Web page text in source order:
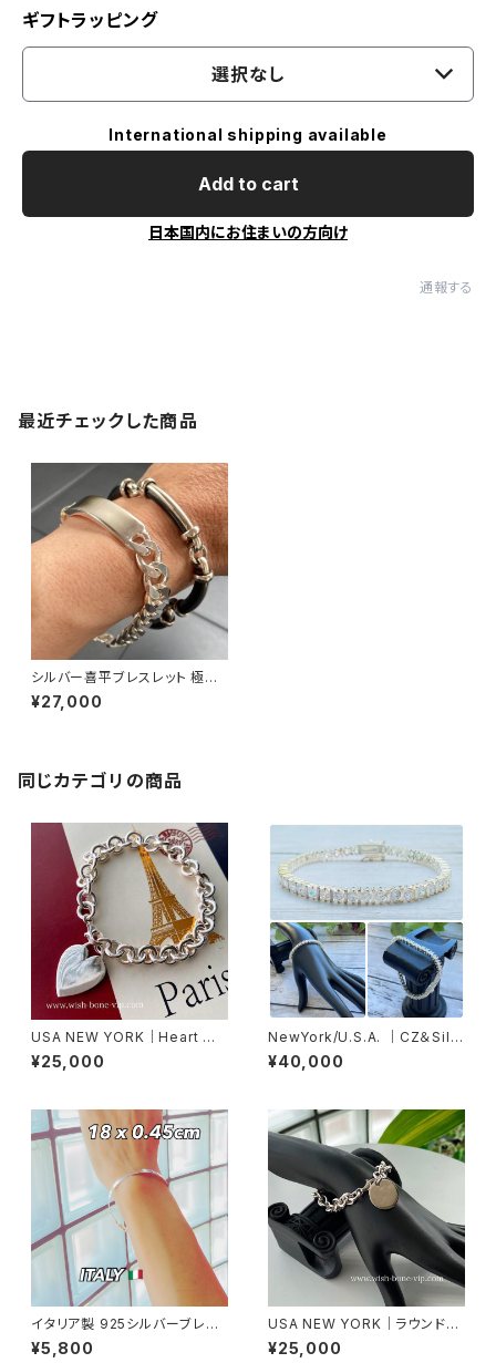
ギフトラッピング
選択なし
International shipping available
Add to cart
日本国内にお住まいの方向け
通報する
最近チェックした商品
シルバー喜平ブレスレット 極太1
1mm 21cm プレート シルバー9
25 イタリア製 メンズブレスレッ
¥27,000
同じカテゴリの商品
USA NEW YORK｜Heart ハ
ートチャーム Silver925 ブレス
レット｜シルバー925
¥25,000
NewYork/U.S.A. ｜CZ＆Silv
er925ブレスレット(H) キュービ
ックジルコニア&シルバー925ブ
¥40,000
イタリア製 925シルバーブレス
レット 18cm4.5mm幅 スネー
クブレス バングル アンクレット
¥5,800
USA NEW YORK｜ラウンドチ
ャーム Silver925 ブレスレット
｜シルバー925
¥25,000